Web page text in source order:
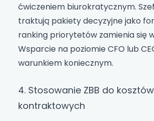
ćwiczeniem biurokratycznym.
traktują pakiety decyzyjne jako
ranking priorytetów zamienia się
Wsparcie na poziomie CFO lub
warunkiem koniecznym.
4. Stosowanie ZBB do kosztów
kontraktowych